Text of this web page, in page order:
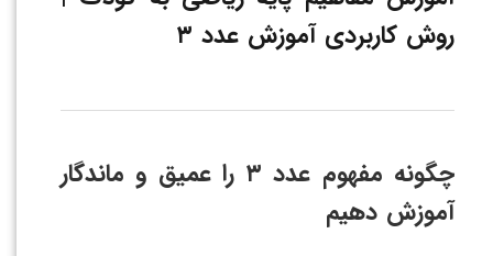
روش کاربردی آموزش عدد ۳
چگونه مفهوم عدد ۳ را عمیق و ماندگار
آموزش دهیم